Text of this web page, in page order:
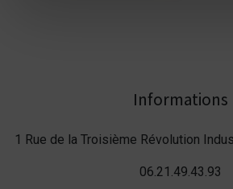
Informations
1 Rue de la Troisième Révolution
06.21.49.43.93